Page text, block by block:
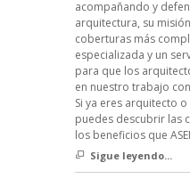
acompañando y
arquitectura, su
coberturas más
especializada y un
para que los
en nuestro trabajo
Si ya eres arquitecto
puedes descubrir las
los beneficios que
Sigue leyendo...